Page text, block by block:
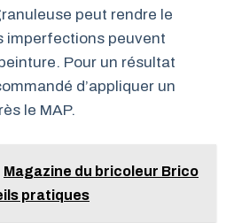
peut rendre le
imperfections peuvent
Pour un résultat
d’appliquer un
le MAP.
Magazine du bricoleur Brico
pratiques